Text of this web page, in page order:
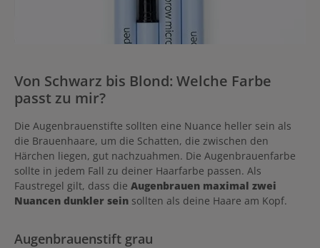
Von Schwarz bis Blond: Welche Farbe
passt zu mir?
Die Augenbrauenstifte sollten eine Nuance heller sein als
die Brauenhaare, um die Schatten, die zwischen den
Härchen liegen, gut nachzuahmen. Die Augenbrauenfarbe
sollte in jedem Fall zu deiner Haarfarbe passen. Als
Faustregel gilt, dass die Augenbrauen maximal zwei
Nuancen dunkler sein sollten als deine Haare am Kopf.
Augenbrauenstift grau